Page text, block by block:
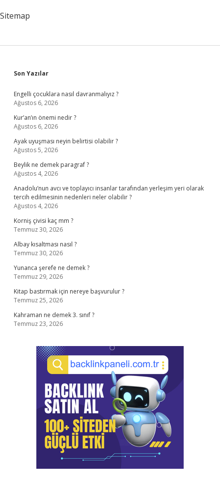
Sitemap
Sidebar
Son Yazılar
Engelli çocuklara nasıl davranmalıyız ?
Ağustos 6, 2026
Kur’an’ın önemi nedir ?
Ağustos 6, 2026
Ayak uyuşması neyin belirtisi olabilir ?
Ağustos 5, 2026
Beylik ne demek paragraf ?
Ağustos 4, 2026
Anadolu’nun avcı ve toplayıcı insanlar tarafından yerleşim yeri olarak
tercih edilmesinin nedenleri neler olabilir ?
Ağustos 4, 2026
Korniş çivisi kaç mm ?
Temmuz 30, 2026
Albay kısaltması nasıl ?
Temmuz 30, 2026
Yunanca şerefe ne demek ?
Temmuz 29, 2026
Kitap bastırmak için nereye başvurulur ?
Temmuz 25, 2026
Kahraman ne demek 3. sınıf ?
Temmuz 23, 2026